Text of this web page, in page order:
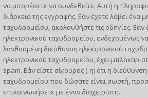
να μπορέσετε να συνδεθείτε. Αυτή η
διάρκεια της εγγραφής. Εάν έχετε λάβει ένα
ταχυδρομείου, ακολουθήστε τις οδηγίες.
ηλεκτρονικού ταχυδρομείου, ενδεχομένως
λανθασμένη διεύθυνση ηλεκτρονικού
ηλεκτρονικού ταχυδρομείου, έχει
spam. Εάν είστε σίγουρος (-η) ότι η
ταχυδρομείου που δώσατε είναι σωστή,
επικοινωνήσετε με έναν διαχειριστή.